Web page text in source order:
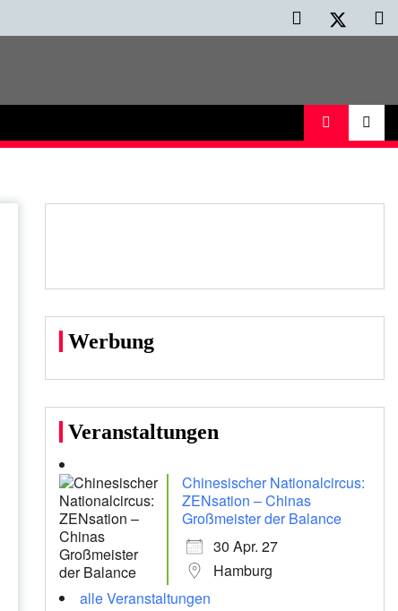
Werbung
Veranstaltungen
Chinesischer Nationalcircus:
ZENsation – Chinas
Großmeister der Balance
30 Apr. 27
Hamburg
alle Veranstaltungen